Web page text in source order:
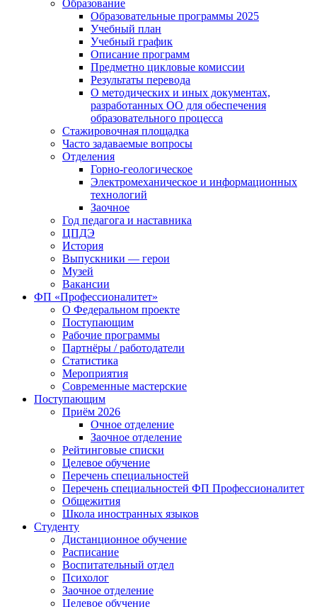
Образование
Образовательные программы 2025
Учебный план
Учебный график
Описание программ
Предметно цикловые комиссии
Результаты перевода
О методических и иных документах,
разработанных ОО для обеспечения
образовательного процесса
Стажировочная площадка
Часто задаваемые вопросы
Отделения
Горно-геологическое
Электромеханическое и информационных
технологий
Заочное
Год педагога и наставника
ЦПДЭ
История
Выпускники — герои
Музей
Вакансии
ФП «Профессионалитет»
О Федеральном проекте
Поступающим
Рабочие программы
Партнёры / работодатели
Статистика
Мероприятия
Современные мастерские
Поступающим
Приём 2026
Очное отделение
Заочное отделение
Рейтинговые списки
Целевое обучение
Перечень специальностей
Перечень специальностей ФП Профессионалитет
Общежития
Школа иностранных языков
Студенту
Дистанционное обучение
Расписание
Воспитательный отдел
Психолог
Заочное отделение
Целевое обучение